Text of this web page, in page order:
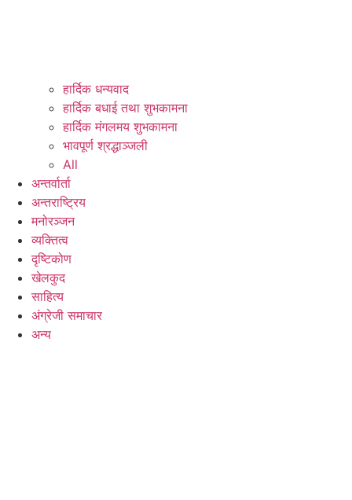
हार्दिक धन्यवाद
हार्दिक बधाई तथा शुभकामना
हार्दिक मंगलमय शुभकामना
भावपूर्ण श्रद्धाञ्जली
All
अन्तर्वार्ता
अन्तराष्ट्रिय
मनोरञ्जन
व्यक्तित्व
दृष्टिकोण
खेलकुद
साहित्य
अंग्रेजी समाचार
अन्य